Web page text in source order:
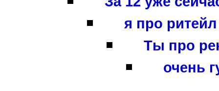
я про ритейл
Ты про
очень